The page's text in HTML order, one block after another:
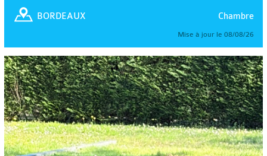
Chambre
BORDEAUX
Mise à jour le 08/08/26